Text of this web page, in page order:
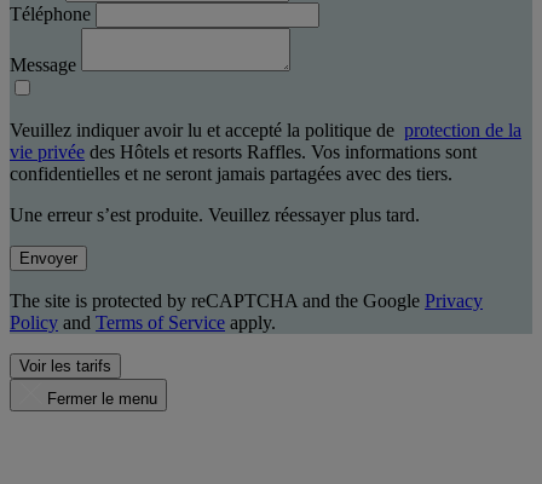
Téléphone
Message
Veuillez indiquer avoir lu et accepté la politique de protection de la
vie privée des Hôtels et resorts Raffles. Vos informations sont
confidentielles et ne seront jamais partagées avec des tiers.
Une erreur s’est produite. Veuillez réessayer plus tard.
Envoyer
The site is protected by reCAPTCHA and the Google Privacy
Policy and Terms of Service apply.
Voir les tarifs
Fermer le menu